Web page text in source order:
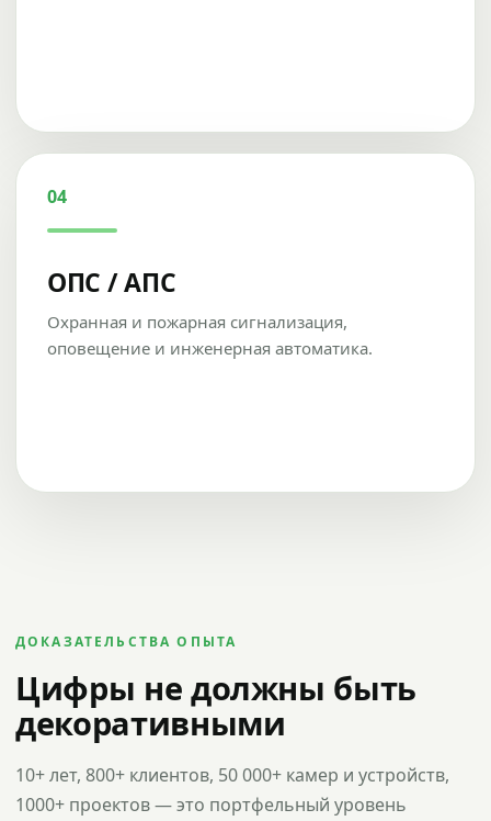
04
ОПС / АПС
Охранная и пожарная сигнализация,
оповещение и инженерная автоматика.
ДОКАЗАТЕЛЬСТВА ОПЫТА
Цифры не должны быть
декоративными
10+ лет, 800+ клиентов, 50 000+ камер и устройств,
1000+ проектов — это портфельный уровень